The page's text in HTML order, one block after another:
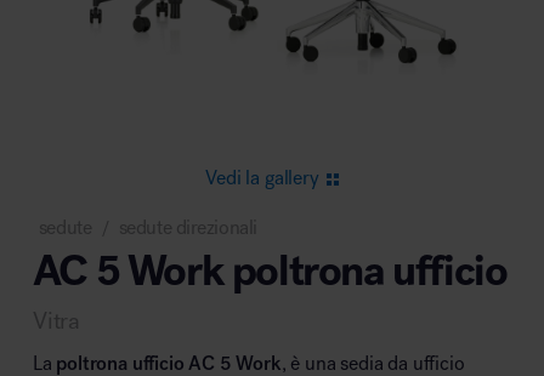
Area lounge e attesa
Vedi la gallery
sedute sedute direzionali
AC 5 Work poltrona ufficio
Vitra
La poltrona ufficio AC 5 Work, è una sedia da ufficio